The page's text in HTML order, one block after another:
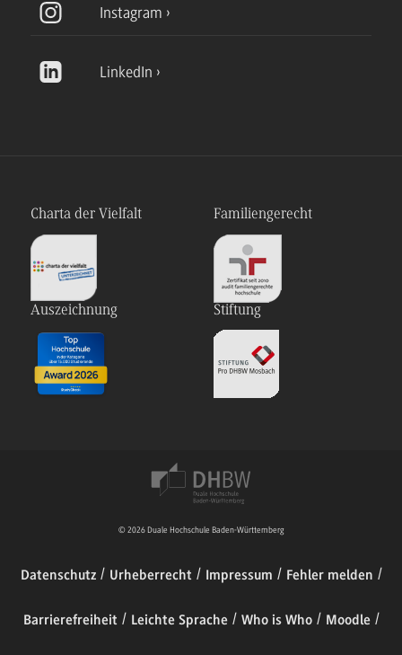
Instagram
LinkedIn
Charta der Vielfalt Familiengerecht
Auszeichnung Stiftung
© 2026 Duale Hochschule Baden-Württemberg
Datenschutz Urheberrecht Impressum Fehler melden
Barrierefreiheit Leichte Sprache Who is Who Moodle